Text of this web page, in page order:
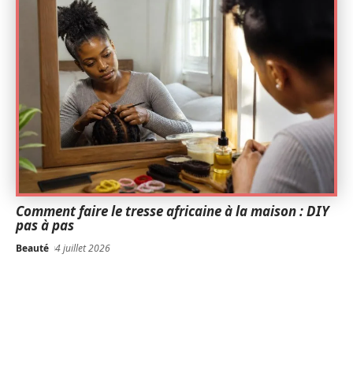
Comment faire le tresse africaine à la maison : DIY
pas à pas
Beauté 4 juillet 2026